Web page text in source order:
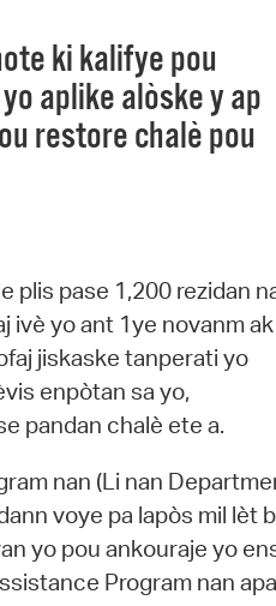
ki kalifye pou
aplike alòske y ap
restore chalè pou
plis pase 1,200 rezidan
ivè yo ant 1ye novanm
jiskaske tanperati yo
enpòtan sa yo,
pandan chalè ete a.
nan (Li nan
voye pa lapòs mil lèt
yo pou ankouraje yo
Program nan